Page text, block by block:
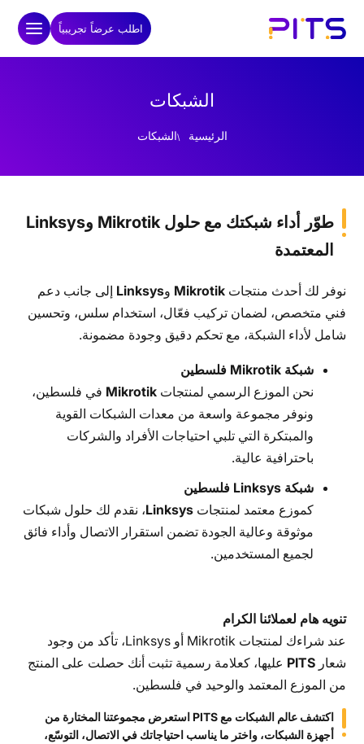
اطلب عرضاً تجريبياً
الشبكات
الرئيسية الشبكات
طوّر أداء شبكتك مع حلول Mikrotik وLinksys
المعتمدة
نوفر لك أحدث منتجات Mikrotik وLinksys إلى جانب دعم
فني متخصص، لضمان تركيب فعّال، استخدام سلس، وتحسين
شامل لأداء الشبكة، مع تحكم دقيق وجودة مضمونة.
شبكة Mikrotik فلسطين
نحن الموزع الرسمي لمنتجات Mikrotik في فلسطين،
ونوفر مجموعة واسعة من معدات الشبكات القوية
والمبتكرة التي تلبي احتياجات الأفراد والشركات
باحترافية عالية.
شبكة Linksys فلسطين
كموزع معتمد لمنتجات Linksys، نقدم لك حلول شبكات
موثوقة وعالية الجودة تضمن استقرار الاتصال وأداء فائق
لجميع المستخدمين.
تنويه هام لعملائنا الكرام
عند شراءك لمنتجات Mikrotik أو Linksys، تأكد من وجود
شعار PITS عليها، كعلامة رسمية تثبت أنك حصلت على المنتج
من الموزع المعتمد والوحيد في فلسطين.
اكتشف عالم الشبكات مع PITS
استعرض مجموعتنا المختارة من
أجهزة الشبكات، واختر ما يناسب احتياجاتك في الاتصال، التوسّع،